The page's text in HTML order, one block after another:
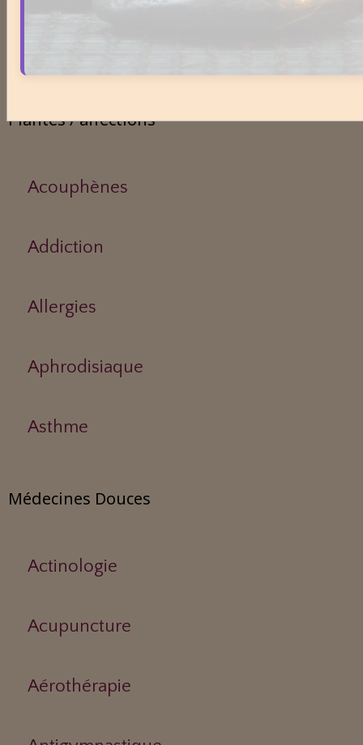
Plantes / affections
Acouphènes
Addiction
Allergies
Aphrodisiaque
Asthme
Médecines Douces
Actinologie
Acupuncture
Aérothérapie